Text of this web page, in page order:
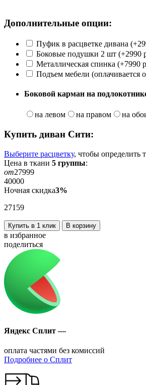
Дополнительные опции:
Пуфик в расцветке дивана
Боковые подушки 2 шт (+2990
Металлическая спинка (+7990
Подъем мебели (оплачивается
Боковой карман на
на левом на правом на
Купить диван Сити:
Выберите расцветку, чтобы определить
Цена в ткани 5 группы:
от27999
40000
Ночная скидка3%
27159
Купить в 1 клик В корзину
в избранное
поделиться
Яндекс Сплит —
оплата частями без комиссий
Подробнее о Сплит